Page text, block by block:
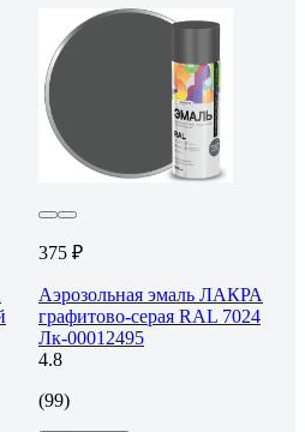
375 ₽
Аэрозольная эмаль ЛАКРА
графитово-серая RAL 7024
Лк-00012495
4.8
(99)